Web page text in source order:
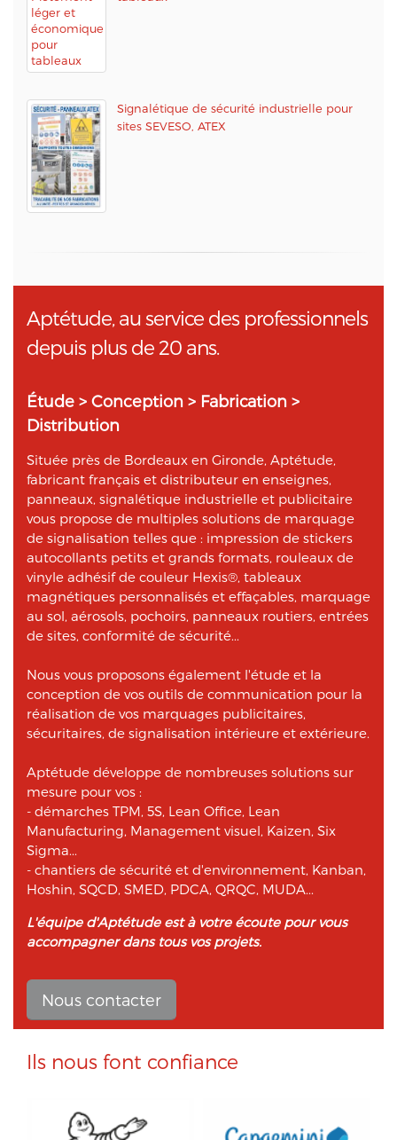
Signalétique de sécurité industrielle pour
sites SEVESO, ATEX
Aptétude, au service des professionnels
depuis plus de 20 ans.
Étude > Conception > Fabrication >
Distribution
Située près de Bordeaux en Gironde, Aptétude,
fabricant français et distributeur en enseignes,
panneaux, signalétique industrielle et publicitaire
vous propose de multiples solutions de marquage
de signalisation telles que : impression de stickers
autocollants petits et grands formats, rouleaux de
vinyle adhésif de couleur Hexis®, tableaux
magnétiques personnalisés et effaçables, marquage
au sol, aérosols, pochoirs, panneaux routiers, entrées
de sites, conformité de sécurité...
Nous vous proposons également l'étude et la
conception de vos outils de communication pour la
réalisation de vos marquages publicitaires,
sécuritaires, de signalisation intérieure et extérieure.
Aptétude développe de nombreuses solutions sur
mesure pour vos :
- démarches TPM, 5S, Lean Office, Lean
Manufacturing, Management visuel, Kaizen, Six
Sigma...
- chantiers de sécurité et d'environnement, Kanban,
Hoshin, SQCD, SMED, PDCA, QRQC, MUDA...
L'équipe d'Aptétude est à votre écoute pour vous
accompagner dans tous vos projets.
Nous contacter
Ils nous font confiance